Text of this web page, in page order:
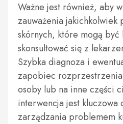
Ważne jest również, aby
zauważenia jakichkolwiek
skórnych, które mogą być
skonsultować się z
Szybka diagnoza i
zapobiec
osoby lub na inne części
interwencja jest kluczowa
zarządzania problemem